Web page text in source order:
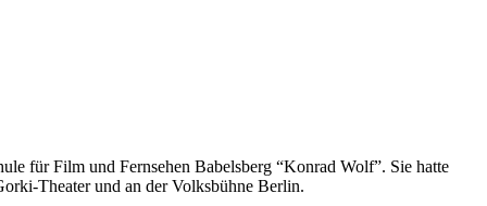
für Film und Fernsehen Babelsberg “Konrad Wolf”. Sie hatte
Theater und an der Volksbühne Berlin.